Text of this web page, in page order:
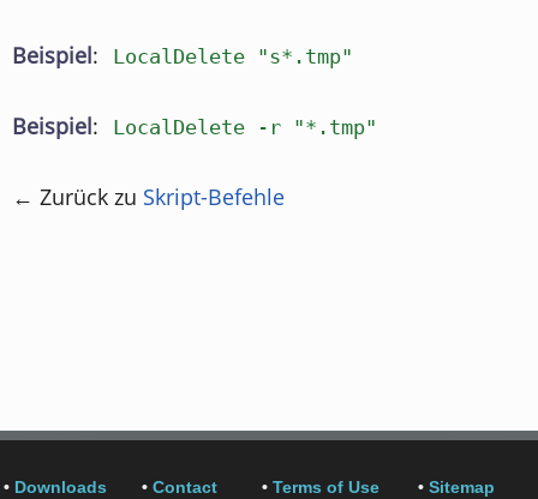
Beispiel: LocalDelete "s*.tmp"
Beispiel: LocalDelete -r "*.tmp"
← Zurück zu Skript-Befehle
• Downloads
• Contact
• Terms of Use
• Sitemap